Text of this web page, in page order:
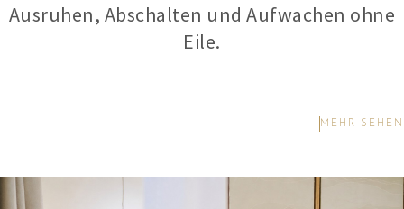
Ausruhen, Abschalten und Aufwachen ohne
Eile.
MEHR SEHEN